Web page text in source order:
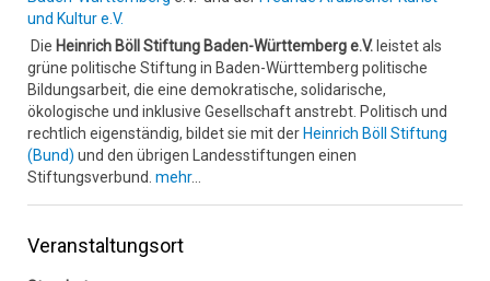
und Kultur e.V.
Die Heinrich Böll Stiftung Baden-Württemberg e.V. leistet als
grüne politische Stiftung in Baden-Württemberg politische
Bildungsarbeit, die eine demokratische, solidarische,
ökologische und inklusive Gesellschaft anstrebt. Politisch und
rechtlich eigenständig, bildet sie mit der Heinrich Böll Stiftung
(Bund) und den übrigen Landesstiftungen einen
Stiftungsverbund. mehr…
Veranstaltungsort